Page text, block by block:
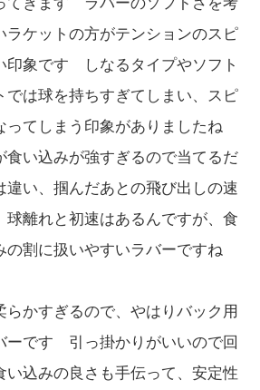
てきます ラバーのソフトさを考
ラケットの方がテンションのスピ
印象です しなるタイプやソフト
では球を持ちすぎてしまい、スピ
ってしまう印象がありましたね
食い込みが強すぎるので当てるだ
違い、掴んだあとの飛び出しの速
離れと初速はあるんですが、食
の割に扱いやすいラバーですね
らかすぎるので、やはりバック用
ーです 引っ掛かりがいいので回
い込みの良さも手伝って、安定性